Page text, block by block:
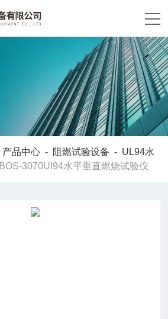
产品中心 - 阻燃试验设备 - UL94水
BOS-3070Ul94水平垂直燃烧试验仪